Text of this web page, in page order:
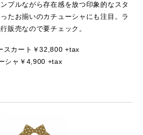
プルながら存在感を放つ印象的なスタ
たお揃いのカチューシャにも注目。ラ
販売なので要チェック。
スカート￥32,800 +tax
シャ￥4,900 +tax